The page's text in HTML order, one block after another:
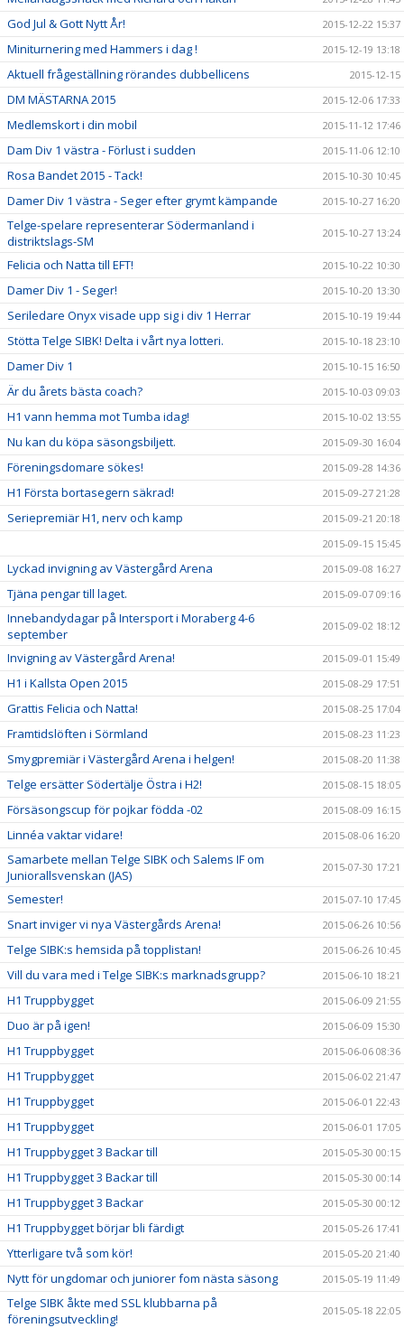
God Jul & Gott Nytt År! 2015-12-22 15:37
Miniturnering med Hammers i dag ! 2015-12-19 13:18
Aktuell frågeställning rörandes dubbellicens 2015-12-15
DM MÄSTARNA 2015 2015-12-06 17:33
Medlemskort i din mobil 2015-11-12 17:46
Dam Div 1 västra - Förlust i sudden 2015-11-06 12:10
Rosa Bandet 2015 - Tack! 2015-10-30 10:45
Damer Div 1 västra - Seger efter grymt kämpande 2015-10-27 16:20
Telge-spelare representerar Södermanland i
distriktslags-SM
2015-10-27 13:24
Felicia och Natta till EFT! 2015-10-22 10:30
Damer Div 1 - Seger! 2015-10-20 13:30
Seriledare Onyx visade upp sig i div 1 Herrar 2015-10-19 19:44
Stötta Telge SIBK! Delta i vårt nya lotteri. 2015-10-18 23:10
Damer Div 1 2015-10-15 16:50
Är du årets bästa coach? 2015-10-03 09:03
H1 vann hemma mot Tumba idag! 2015-10-02 13:55
Nu kan du köpa säsongsbiljett. 2015-09-30 16:04
Föreningsdomare sökes! 2015-09-28 14:36
H1 Första bortasegern säkrad! 2015-09-27 21:28
Seriepremiär H1, nerv och kamp
2015-09-21 20:18
2015-09-15 15:45
Lyckad invigning av Västergård Arena 2015-09-08 16:27
Tjäna pengar till laget. 2015-09-07 09:16
Innebandydagar på Intersport i Moraberg 4-6
september
2015-09-02 18:12
Invigning av Västergård Arena! 2015-09-01 15:49
H1 i Kallsta Open 2015 2015-08-29 17:51
Grattis Felicia och Natta! 2015-08-25 17:04
Framtidslöften i Sörmland 2015-08-23 11:23
Smygpremiär i Västergård Arena i helgen! 2015-08-20 11:38
Telge ersätter Södertälje Östra i H2! 2015-08-15 18:05
Försäsongscup för pojkar födda -02 2015-08-09 16:15
Linnéa vaktar vidare! 2015-08-06 16:20
Samarbete mellan Telge SIBK och Salems IF om
Juniorallsvenskan (JAS)
2015-07-30 17:21
Semester! 2015-07-10 17:45
Snart inviger vi nya Västergårds Arena! 2015-06-26 10:56
Telge SIBK:s hemsida på topplistan! 2015-06-26 10:45
Vill du vara med i Telge SIBK:s marknadsgrupp? 2015-06-10 18:21
H1 Truppbygget 2015-06-09 21:55
Duo är på igen! 2015-06-09 15:30
H1 Truppbygget 2015-06-06 08:36
H1 Truppbygget 2015-06-02 21:47
H1 Truppbygget 2015-06-01 22:43
H1 Truppbygget 2015-06-01 17:05
H1 Truppbygget 3 Backar till 2015-05-30 00:15
H1 Truppbygget 3 Backar till 2015-05-30 00:14
H1 Truppbygget 3 Backar 2015-05-30 00:12
H1 Truppbygget börjar bli färdigt 2015-05-26 17:41
Ytterligare två som kör! 2015-05-20 21:40
Nytt för ungdomar och juniorer fom nästa säsong 2015-05-19 11:49
Telge SIBK åkte med SSL klubbarna på
föreningsutveckling!
2015-05-18 22:05